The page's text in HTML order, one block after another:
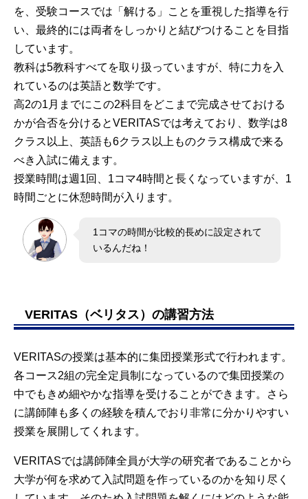
を、受験コースでは「解ける」ことを重視した指導を行
い、最終的には両者をしっかりと結びつけることを目指
しています。
教科は5教科すべてを取り扱っていますが、特に力を入
れているのは英語と数学です。
高2の1月までにこの2科目をどこまで完成させておける
かが合否を分けるとVERITASでは考えており、数学は8
クラス以上、英語も6クラス以上ものクラス構成で来る
べき入試に備えます。
授業時間は週1回、1コマ4時間と長くなっていますが、1
時間ごとに休憩時間が入ります。
1コマの時間が比較的長めに設定されて
いるんだね！
VERITAS（ベリタス）の講習方法
VERITASの授業は基本的に集団授業形式で行われます。
各コース2組の完全定員制になっているので集団授業の
中でもきめ細やかな指導を受けることができます。さら
に講師陣も多くの経験を積んでおり非常に分かりやすい
授業を展開してくれます。
VERITASでは講師陣全員が大学の研究者であることから
大学が何を求めて入試問題を作っているのかを知り尽く